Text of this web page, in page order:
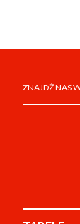
ZNAJDŹ NAS